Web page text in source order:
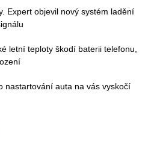
Expert objevil nový systém ladění
letní teploty škodí baterii telefonu,
nastartování auta na vás vyskočí